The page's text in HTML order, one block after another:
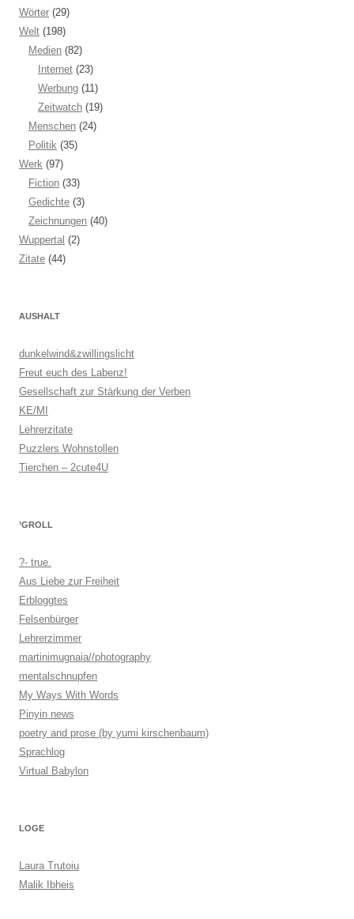
Wörter (29)
Welt (198)
Medien (82)
Internet (23)
Werbung (11)
Zeitwatch (19)
Menschen (24)
Politik (35)
Werk (97)
Fiction (33)
Gedichte (3)
Zeichnungen (40)
Wuppertal (2)
Zitate (44)
AUSHALT
dunkelwind&zwillingslicht
Freut euch des Labenz!
Gesellschaft zur Stärkung der Verben
KE/MI
Lehrerzitate
Puzzlers Wohnstollen
Tierchen – 2cute4U
’GROLL
?- true.
Aus Liebe zur Freiheit
Erbloggtes
Felsenbürger
Lehrerzimmer
martinimugnaia//photography
mentalschnupfen
My Ways With Words
Pinyin news
poetry and prose (by yumi kirschenbaum)
Sprachlog
Virtual Babylon
LOGE
Laura Trutoiu
Malik Ibheis